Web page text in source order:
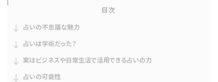
目次
占いの不思議な魅力
占いは学術だった？
実はビジネスや日常生活で活用できる占いの力
占いの可能性